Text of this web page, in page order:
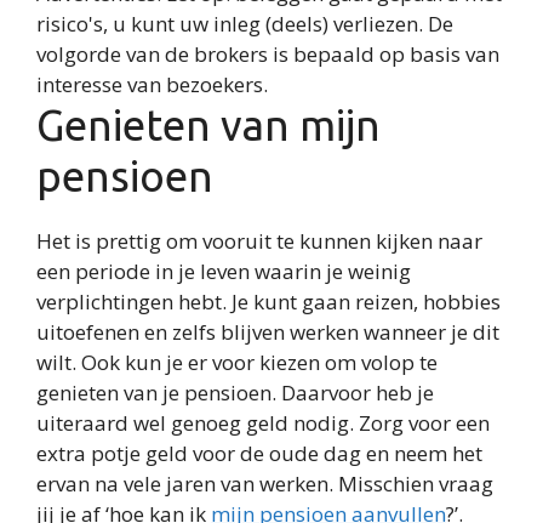
risico's, u kunt uw inleg (deels) verliezen. De
volgorde van de brokers is bepaald op basis van
interesse van bezoekers.
Genieten van mijn
pensioen
Het is prettig om vooruit te kunnen kijken naar
een periode in je leven waarin je weinig
verplichtingen hebt. Je kunt gaan reizen, hobbies
uitoefenen en zelfs blijven werken wanneer je dit
wilt. Ook kun je er voor kiezen om volop te
genieten van je pensioen. Daarvoor heb je
uiteraard wel genoeg geld nodig. Zorg voor een
extra potje geld voor de oude dag en neem het
ervan na vele jaren van werken. Misschien vraag
jij je af ‘hoe kan ik mijn pensioen aanvullen?’.